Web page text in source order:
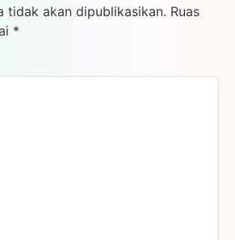
tidak akan dipublikasikan. Ruas
*